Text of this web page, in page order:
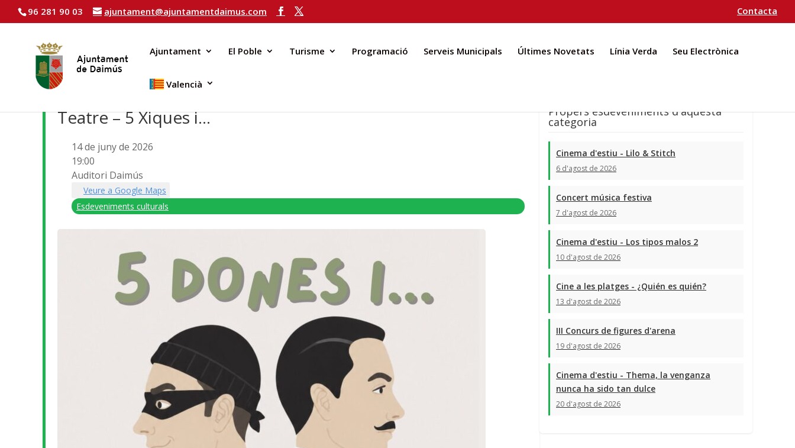
96 281 90 03 ajuntament@ajuntamentdaimus.com Contacta
Ajuntament El Poble Turisme Programació Serveis Municipals Últimes Novetats Línia Verda Seu Electrònica
Valencià
Teatre – 5 Xiques i…
14 de juny de 2026
19:00
Auditori Daimús
Veure a Google Maps
Esdeveniments culturals
Propers esdeveniments d'aquesta
categoria
Cinema d'estiu - Lilo & Stitch
6 d'agost de 2026
Concert música festiva
7 d'agost de 2026
Cinema d'estiu - Los tipos malos 2
10 d'agost de 2026
Cine a les platges - ¿Quién es quién?
13 d'agost de 2026
III Concurs de figures d'arena
19 d'agost de 2026
Cinema d'estiu - Thema, la venganza
nunca ha sido tan dulce
20 d'agost de 2026